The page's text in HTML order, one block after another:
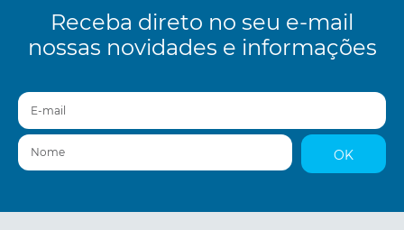
Receba direto no seu e-mail
nossas novidades e informações
E-mail
Nome
OK